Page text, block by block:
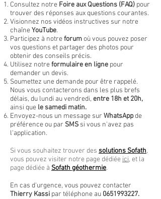
Consultez notre Foire aux Questions (FAQ) pour
trouver des réponses aux questions courantes.
Visionnez nos vidéos instructives sur notre
chaîneYouTube.
Participez à notreforumoù vous pouvez poser
vos questions et partager des photos pour
obtenir des conseils précis.
Utilisez notreformulaire en ligne pour
demander un devis.
Soumettez une demande pour être rappelé.
Nous vous contacterons dans les plus brefs
délais, du lundi au vendredi, entre 18h et 20h,
ainsi que le samedi matin.
Envoyez-nous un message sur WhatsAppde
préférence ou par SMS si vous n'avez pas
l'application.
Si vous souhaitez trouver des solutions Sofath,
vous pouvez visiter notre page dédiée ici, et la
page dédiée à Sofath géothermie.
En cas d'urgence, vous pouvez contacter
Thierry Kassi par téléphone au 0651993227.